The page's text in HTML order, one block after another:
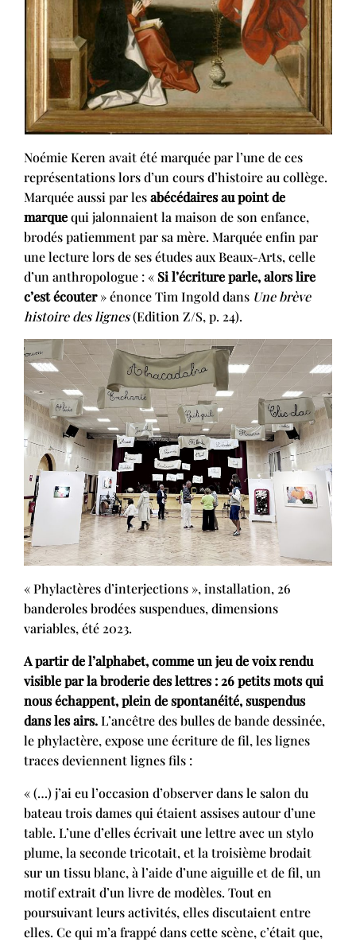
Noémie Keren avait été marquée par l’une de ces
représentations lors d’un cours d’histoire au collège.
Marquée aussi par lesabécédaires au point de
marquequi jalonnaient la maison de son enfance,
brodés patiemment par sa mère. Marquée enfin par
une lecture lors de ses études aux Beaux-Arts, celle
d’un anthropologue : « Si l’écriture parle, alors lire
c’est écouter» énonce Tim Ingold dans Une brève
histoire des lignes(Edition Z/S, p. 24).
« Phylactères d’interjections », installation, 26
banderoles brodées suspendues, dimensions
variables, été 2023.
A partir de l’alphabet, comme un jeu de voix rendu
visible par la broderie des lettres : 26 petits mots qui
nous échappent, plein de spontanéité, suspendus
dans les airs.L’ancêtre des bulles de bande dessinée,
le phylactère, expose une écriture de fil, les lignes
traces deviennent lignes fils :
« (…) j’ai eu l’occasion d’observer dans le salon du
bateau trois dames qui étaient assises autour d’une
table. L’une d’elles écrivait une lettre avec un stylo
plume, la seconde tricotait, et la troisième brodait
sur un tissu blanc, à l’aide d’une aiguille et de fil, un
motif extrait d’un livre de modèles. Tout en
poursuivant leurs activités, elles discutaient entre
elles. Ce qui m’a frappé dans cette scène, c’était que,